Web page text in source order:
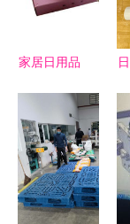
家居日用品
的匠心与温
度